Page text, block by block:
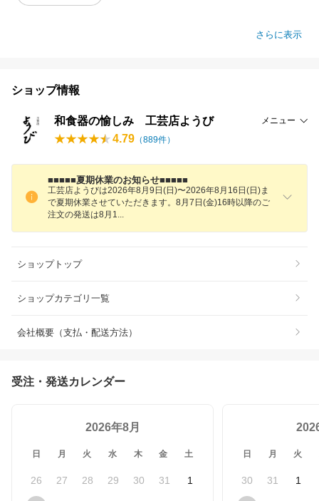
さらに表示
ショップ情報
和食器の愉しみ 工芸店ようび メニュー
4.79 （889件）
■■■■■夏期休業のお知らせ■■■■■
工芸店ようびは2026年8月9日(日)〜2026年8月16日(日)ま
で夏期休業させていただきます。8月7日(金)16時以降のご
注文の発送は8月 1
ショップトップ
ショップカテゴリ一覧
会社概要（支払・配送方法）
受注・発送カレンダー
2026年8月
日 月 火 水 木 金 土
26 27 28 29 30 31 1
日 月 火
30 31 1